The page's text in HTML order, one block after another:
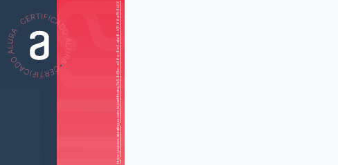
https://cursos.aluralingua.com.br/certificate/7e94d1bc-a46a-4bc1-abd8-b1566a754c22
AU
LAS